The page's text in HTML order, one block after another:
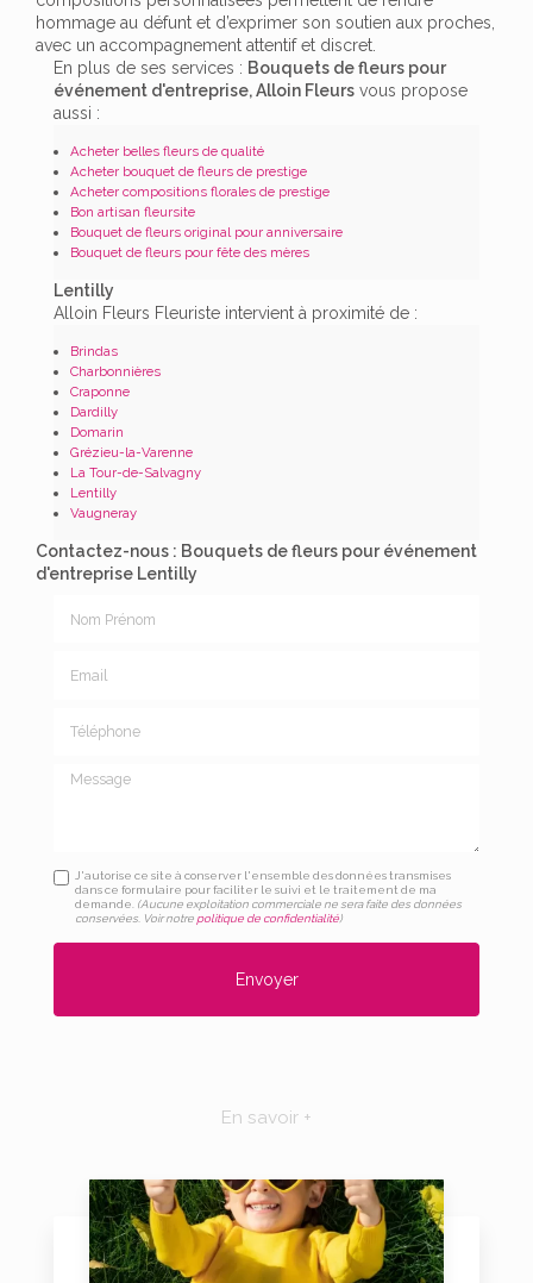
hommage au défunt et d’exprimer son soutien aux proches,
avec un accompagnement attentif et discret.
En plus de ses services : Bouquets de fleurs pour
événement d'entreprise, Alloin Fleurs vous propose
aussi :
Acheter belles fleurs de qualité
Acheter bouquet de fleurs de prestige
Acheter compositions florales de prestige
Bon artisan fleursite
Bouquet de fleurs original pour anniversaire
Bouquet de fleurs pour fête des mères
Lentilly
Alloin Fleurs Fleuriste intervient à proximité de :
Brindas
Charbonnières
Craponne
Dardilly
Domarin
Grézieu-la-Varenne
La Tour-de-Salvagny
Lentilly
Vaugneray
Contactez-nous : Bouquets de fleurs pour événement
d'entreprise Lentilly
Message
J'autorise ce site à conserver l'ensemble des données transmises
dans ce formulaire pour faciliter le suivi et le traitement de ma
demande. (Aucune exploitation commerciale ne sera faite des données
conservées. Voir notre politique de confidentialité)
En savoir +